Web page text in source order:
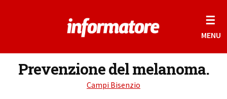
☰
MENU
Prevenzione del melanoma.
Campi Bisenzio